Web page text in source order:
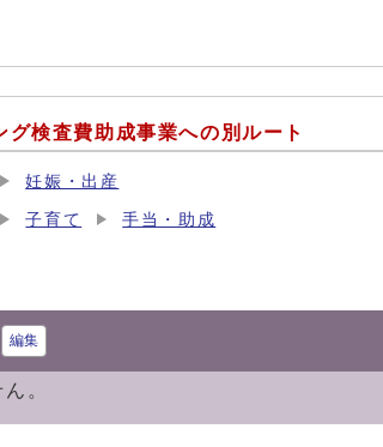
検査費助成事業への別ルート
妊娠・出産
子育て 手当・助成
編集
。